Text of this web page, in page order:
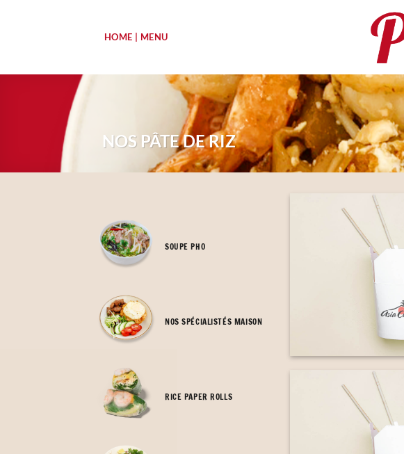
HOME | MENU
NOS PÂTE DE RIZ
SOUPE PHO
NOS SPÉCIALISTÉS MAISON
RICE PAPER ROLLS